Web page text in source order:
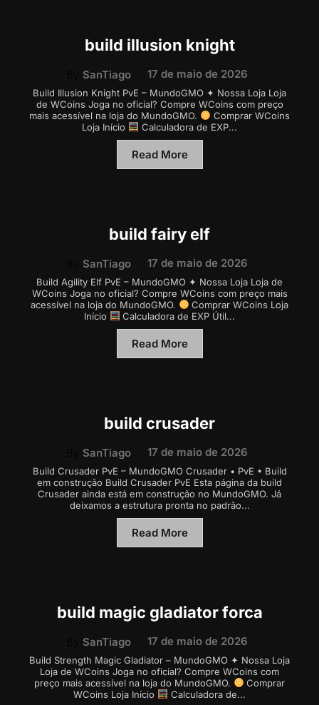
build illusion knight
SanTiago 17 de maio de 2026
Build Illusion Knight PvE – MundoGMO ✦ Nossa Loja Loja
de WCoins Joga no oficial? Compre WCoins com preço
mais acessível na loja do MundoGMO.
Comprar WCoins
Loja Início
Calculadora de EXP...
Read More
build fairy elf
SanTiago 17 de maio de 2026
Build Agility Elf PvE – MundoGMO ✦ Nossa Loja Loja de
WCoins Joga no oficial? Compre WCoins com preço mais
acessível na loja do MundoGMO.
Comprar WCoins Loja
Início
Calculadora de EXP Útil...
Read More
build crusader
SanTiago 17 de maio de 2026
Build Crusader PvE – MundoGMO Crusader • PvE • Build
em construção Build Crusader PvE Esta página da build
Crusader ainda está em construção no MundoGMO. Já
deixamos a estrutura pronta no padrão...
Read More
build magic gladiator forca
SanTiago 17 de maio de 2026
Build Strength Magic Gladiator – MundoGMO ✦ Nossa Loja
Loja de WCoins Joga no oficial? Compre WCoins com
preço mais acessível na loja do MundoGMO.
Comprar
WCoins Loja Início
Calculadora de...